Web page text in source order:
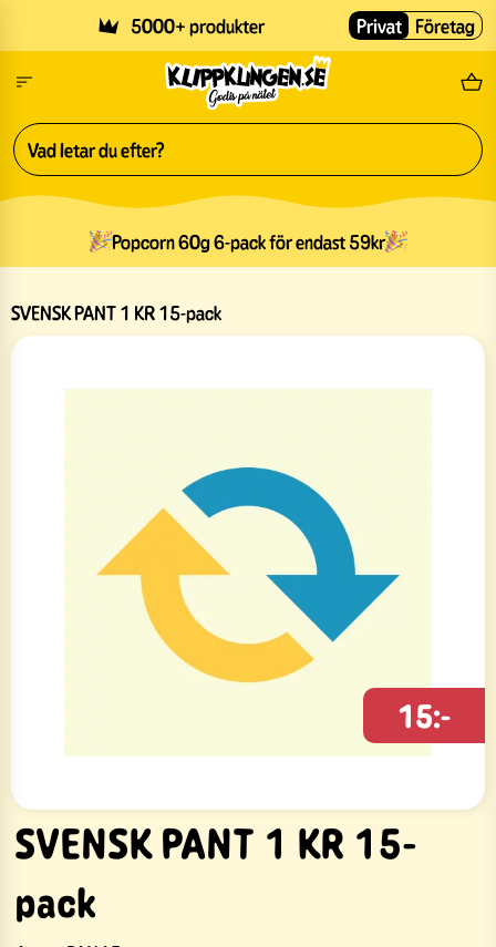
5000+ produkter Fri
Privat Företag
Popcorn 60g 6-pack för endast 59kr
SVENSK PANT 1 KR 15-pack
SVENSK PANT 1 KR 15-
pack
15:-